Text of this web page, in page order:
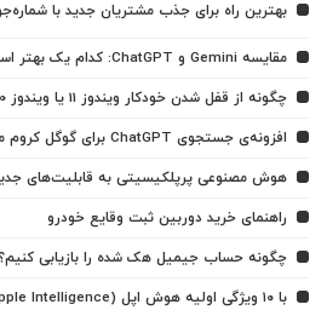
بهترین راه برای جذب مشتریان جدید با
مقایسه Gemini و ChatGPT: کدام یک بهتر است؟
چگونه از قفل شدن خودکار ویندوز 11 یا ویندوز 10 جلوگیری کنیم؟
افزونه‌ی جستجوی ChatGPT برای گوگل کروم معرفی شد
هوش مصنوعی پرپلکیسیتی به قابلیت‌های
راهنمای خرید دوربین ثبت وقایع خودرو
چگونه حساب جیمیل هک شده را بازیابی
با ۱۰ ویژگی اولیه هوش اپل (Apple Intelligence) آشنا شوید